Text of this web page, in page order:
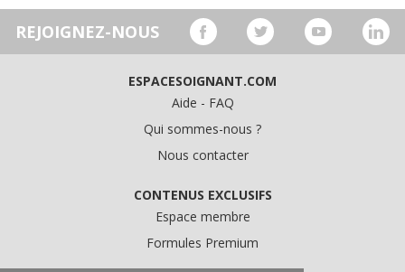
REJOIGNEZ-NOUS
ESPACESOIGNANT.COM
Aide - FAQ
Qui sommes-nous ?
Nous contacter
CONTENUS EXCLUSIFS
Espace membre
Formules Premium